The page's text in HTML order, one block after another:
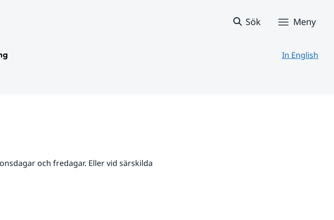
Sök Meny
In English
och fredagar. Eller vid särskilda